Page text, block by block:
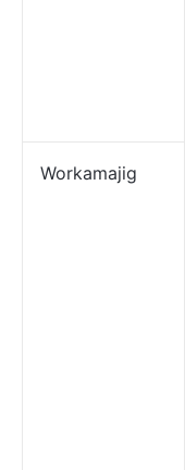
Workamajig